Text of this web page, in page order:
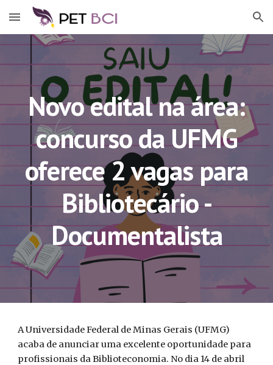
Skip to main content Skip to navigation
Novo edital na área:
concurso da UFMG
oferece 2 vagas para
Bibliotecário -
Documentalista
A Universidade Federal de Minas Gerais (UFMG)
acaba de anunciar uma excelente oportunidade para
profissionais da Biblioteconomia. No dia 14 de abril